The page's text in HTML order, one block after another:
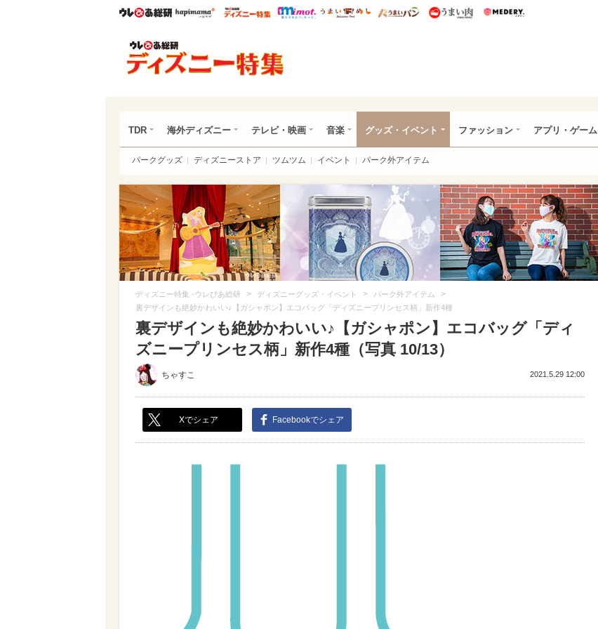
ウレぴあ総研ハピママ* ウレぴあ総研 ディズニー特集
mimot. うまいめし うまいパン うまい肉
TDR 海外ディズニー テレビ・映画 音楽 グッズ・イベント ファッション アプリ・ゲーム
パークグッズ ディズニーストア ツムツム イベント パーク外アイテム
ディズニー特集 -ウレぴあ総研 > ディズニーグッズ・イベント > パーク外アイテム >
裏デザインも絶妙かわいい♪【ガシャポン】エコバッグ「ディズニープリンセス柄」新作4種
裏デザインも絶妙かわいい♪【ガシャポン】エコバッグ「ディ
ズニープリンセス柄」新作4種（写真 10/13）
ちゃすこ 2021.5.29 12:00
Xでシェア Facebookでシェア